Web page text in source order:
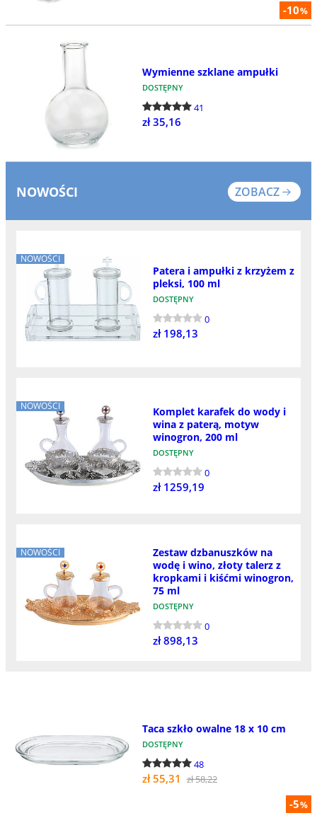
-10%
Wymienne szklane ampułki
DOSTĘPNY
41
zł 35,16
NOWOŚCI ZOBACZ
NOWOŚCI
Patera i ampułki z krzyżem z
pleksi, 100 ml
DOSTĘPNY
0
zł 198,13
NOWOŚCI
Komplet karafek do wody i
wina z paterą, motyw
winogron, 200 ml
DOSTĘPNY
0
zł 1259,19
NOWOŚCI
Zestaw dzbanuszków na
wodę i wino, złoty talerz z
kropkami i kiśćmi winogron,
75 ml
DOSTĘPNY
0
zł 898,13
-5%
Taca szkło owalne 18 x 10 cm
DOSTĘPNY
48
zł 55,31 zł 58,22